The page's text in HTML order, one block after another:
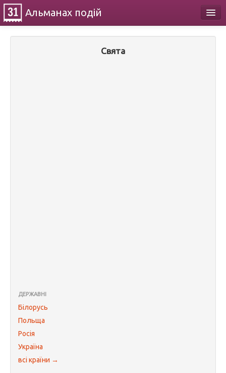
Альманах подій
Свята
ДЕРЖАВНІ
Білорусь
Польща
Росія
Україна
всі країни →